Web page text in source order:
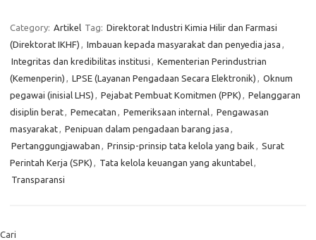
Category: Artikel Tag: Direktorat Industri Kimia Hilir dan Farmasi
(Direktorat IKHF) , Imbauan kepada masyarakat dan penyedia jasa ,
Integritas dan kredibilitas institusi , Kementerian Perindustrian
(Kemenperin) , LPSE (Layanan Pengadaan Secara Elektronik) , Oknum
pegawai (inisial LHS) , Pejabat Pembuat Komitmen (PPK) , Pelanggaran
disiplin berat, Pemecatan , Pemeriksaan internal, Pengawasan
masyarakat, Penipuan dalam pengadaan barang jasa ,
Pertanggungjawaban , Prinsip-prinsip tata kelola yang baik , Surat
Perintah Kerja (SPK) , Tata kelola keuangan yang akuntabel,
Transparansi
Cari